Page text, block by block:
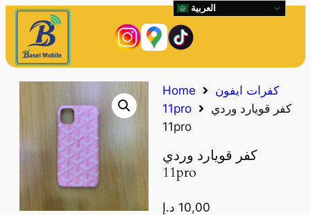
Home
كفرات ايفون
11pro
كفر قويارد وردي
11pro
كفر قويارد وردي
11pro
10,00 د.إ
العربية